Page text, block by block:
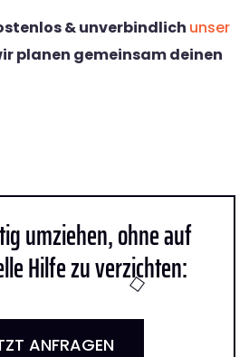
& unverbindlich unser
planen gemeinsam deinen
umziehen, ohne auf
Hilfe zu verzichten:
ANFRAGEN